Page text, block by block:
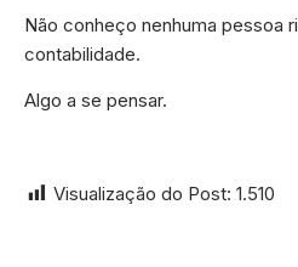
Não conheço nenhuma pessoa
contabilidade.
Algo a se pensar.
Visualização do Post: 1.510